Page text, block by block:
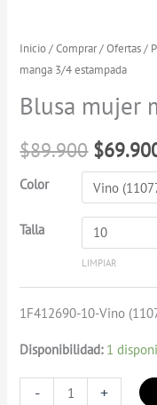
Inicio/Comprar/Ofertas/
manga 3/4 estampada
Blusa mujer
$89.900
El
original
era:
$
Color
Talla
LIMPIAR
1F412690-10-Vino
Disponibilidad: 1
-
Blusa
mujer
manga
3/4
estampada
+